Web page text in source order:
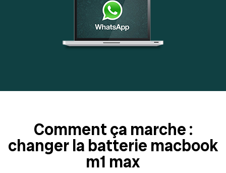
Comment ça marche :
changer la batterie macbook
m1 max